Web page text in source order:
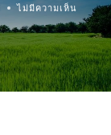
ไม่มีความเห็น